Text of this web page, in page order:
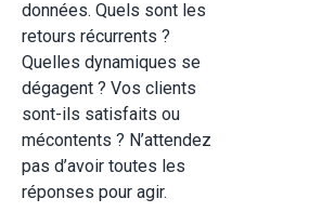
données. Quels sont les
retours récurrents ?
Quelles dynamiques se
dégagent ? Vos clients
sont-ils satisfaits ou
mécontents ? N’attendez
pas d’avoir toutes les
réponses pour agir.